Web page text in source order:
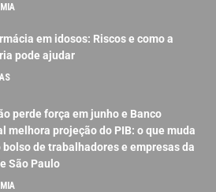
em idosos: Riscos e como a
pode ajudar
perde força em junho e Banco
melhora projeção do PIB: o que muda
bolso de trabalhadores e empresas da
São Paulo